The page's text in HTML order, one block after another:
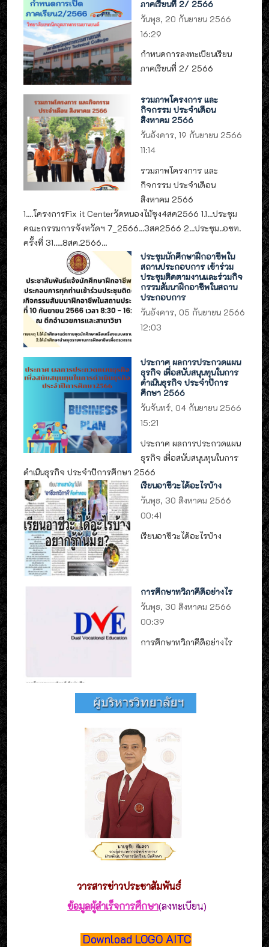
ภาคเรียนที่ 2/ 2566
วันพุธ, 20 กันยายน 2566
16:29
กำหนดการลงทะเบียนเรียน
ภาคเรียนที่ 2/ 2566
รวมภาพโครงการ และ
กิจกรรม ประจำเดือน
สิงหาคม 2566
วันอังคาร, 19 กันยายน 2566
11:14
รวมภาพโครงการ และ
กิจกรรม ประจำเดือน
สิงหาคม 2566
1....โครงการFix it Centerวัดหนองไม้ซุง4สค2566 1.1...ประชุม
คณะกรรมการจังหวัดฯ 7_2566...3สค2566 2...ประชุม..อชท.
ครั้งที่ 31.....8สค.2566...
ประชุมนักศึกษาฝึกอาชีพใน
สถานประกอบการ เข้าร่วม
ประชุมติดตามงานและร่วมกิจ
กรรมสัมนาฝึกอาชีพในสถาน
ประกอบการ
วันอังคาร, 05 กันยายน 2566
12:03
ประกาศ ผลการประกวดแผน
ธุรกิจ เพื่อสนับสนุนทุนในการ
ดำเนินธุรกิจ ประจำปีการ
ศึกษา 2566
วันจันทร์, 04 กันยายน 2566
15:21
ประกาศ ผลการประกวดแผน
ธุรกิจ เพื่อสนับสนุนทุนในการ
ดำเนินธุรกิจ ประจำปีการศึกษา 2566
เรียนอาชีวะได้อะไรบ้าง
วันพุธ, 30 สิงหาคม 2566
00:41
เรียนอาชีวะได้อะไรบ้าง
การศึกษาทวิภาคีดีอย่างไร
วันพุธ, 30 สิงหาคม 2566
00:39
การศึกษาทวิภาคีดีอย่างไร
วารสารข่าวประชาสัมพันธ์
ข้อมูลผู้สำเร็จการศึกษา(ลงทะเบียน)
Download LOGO AITC